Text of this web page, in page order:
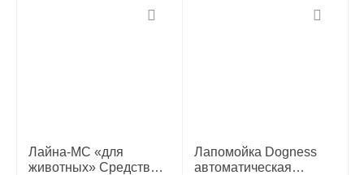
Лайна-МС «для
животных» Средство
Лапомойка Dogness
автоматическая